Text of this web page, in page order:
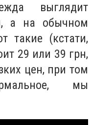
выглядит
а на обычном
такие (кстати,
29 или 39 грн,
цен, при том
мы